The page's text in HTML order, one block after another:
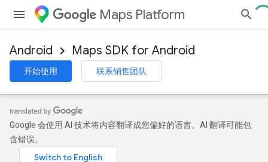
Maps Platform
Android Maps SDK for Android
开始使用 联系销售团队
Google 会使用 AI 技术将内容翻译成您偏好的语言。AI 翻译可能包
含错误。